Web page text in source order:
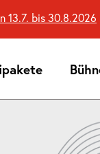
30.8.2026